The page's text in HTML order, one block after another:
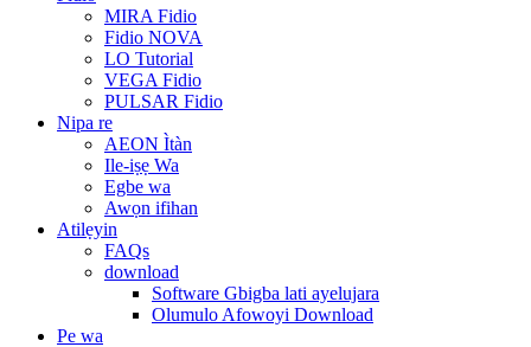
MIRA Fidio
Fidio NOVA
LO Tutorial
VEGA Fidio
PULSAR Fidio
Nipa re
AEON Ìtàn
Ile-iṣẹ Wa
Egbe wa
Awọn ifihan
Atilẹyin
FAQs
download
Software Gbigba lati ayelujara
Olumulo Afowoyi Download
Pe wa